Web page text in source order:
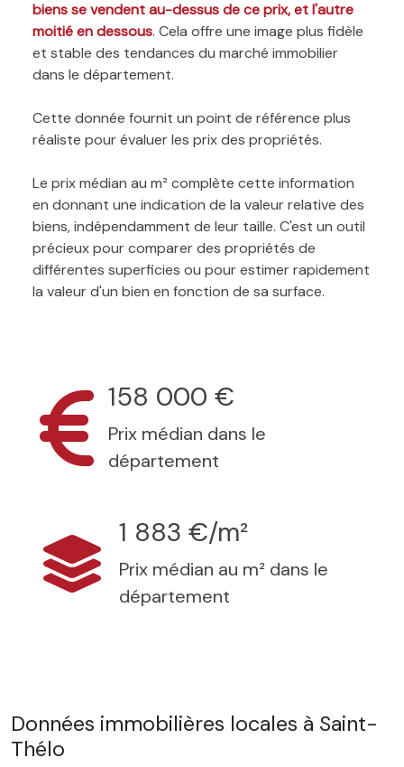
biens se vendent au-dessus de ce prix, et l'autre
moitié en dessous. Cela offre une image plus fidèle
et stable des tendances du marché immobilier
dans le département.
Cette donnée fournit un point de référence plus
réaliste pour évaluer les prix des propriétés.
Le prix médian au m² complète cette information
en donnant une indication de la valeur relative des
biens, indépendamment de leur taille. C'est un outil
précieux pour comparer des propriétés de
différentes superficies ou pour estimer rapidement
la valeur d'un bien en fonction de sa surface.
158 000 €
Prix médian dans le
département
1 883 €/m²
Prix médian au m² dans le
département
Données immobilières locales à Saint-
Thélo